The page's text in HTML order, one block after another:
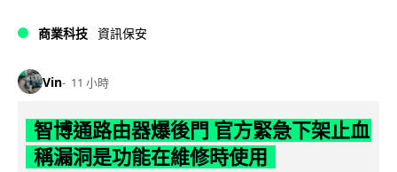
商業科技 資訊保安
Vin 11 小時
智博通路由器爆後門 官方緊急下架止血
稱漏洞是功能在維修時使用